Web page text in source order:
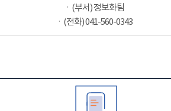
ㆍ(부서) 정보화팀
ㆍ(전화) 041-560-0343